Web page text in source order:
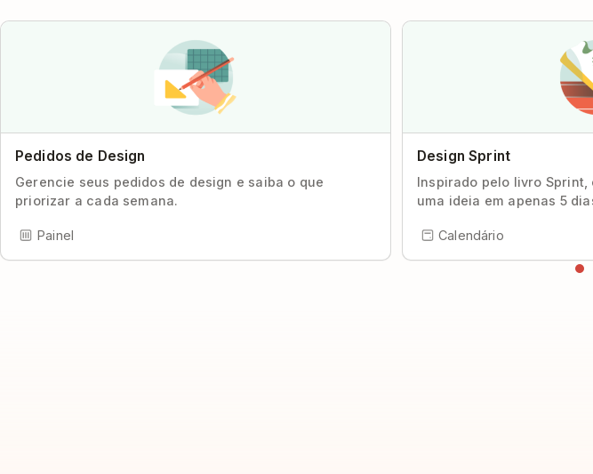
Pedidos de Design
Gerencie seus pedidos de design e saiba o que
priorizar a cada semana.
Painel
Design Sprint
Inspirado pelo livro
uma ideia em apenas 5
Calendário